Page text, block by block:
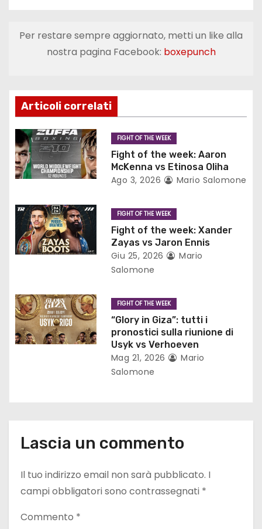
i
z
i
o
n
e
a
r
i
c
Per restare sempre aggiornato, metti un like alla
nostra pagina Facebook: boxepunch
Articoli correlati
FIGHT OF THE WEEK
Fight of the week: Aaron
McKenna vs Etinosa Oliha
Ago 3, 2026 Mario Salomone
FIGHT OF THE WEEK
Fight of the week: Xander
Zayas vs Jaron Ennis
Giu 25, 2026
Mario
Salomone
FIGHT OF THE WEEK
“Glory in Giza”: tutti i
pronostici sulla riunione di
Usyk vs Verhoeven
Mag 21, 2026
Mario
Salomone
Lascia un commento
Il tuo indirizzo email non sarà pubblicato. I
campi obbligatori sono contrassegnati *
Commento *